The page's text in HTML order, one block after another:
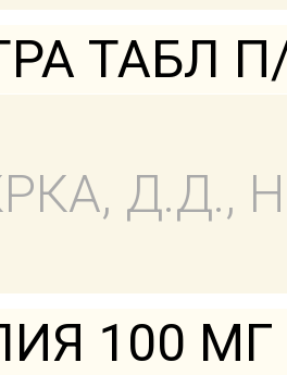
ТАБЛ
Д.Д.,
100